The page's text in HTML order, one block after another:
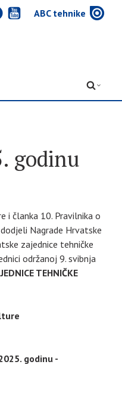
Y ABC tehnike w
D
godinu
i članka 10. Pravilnika o
Nagrade Hrvatske
zajednice tehničke
održanoj 9. svibnja
TEHNIČKE
godinu -